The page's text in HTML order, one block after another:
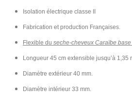
Isolation électrique classe II
Fabrication et production Françaises.
Flexible du seche-cheveux Caraïbe base
Longueur 45 cm extensible jusqu’à 1,35
Diamètre extérieur 40 mm.
Diamètre intérieur 33 mm.